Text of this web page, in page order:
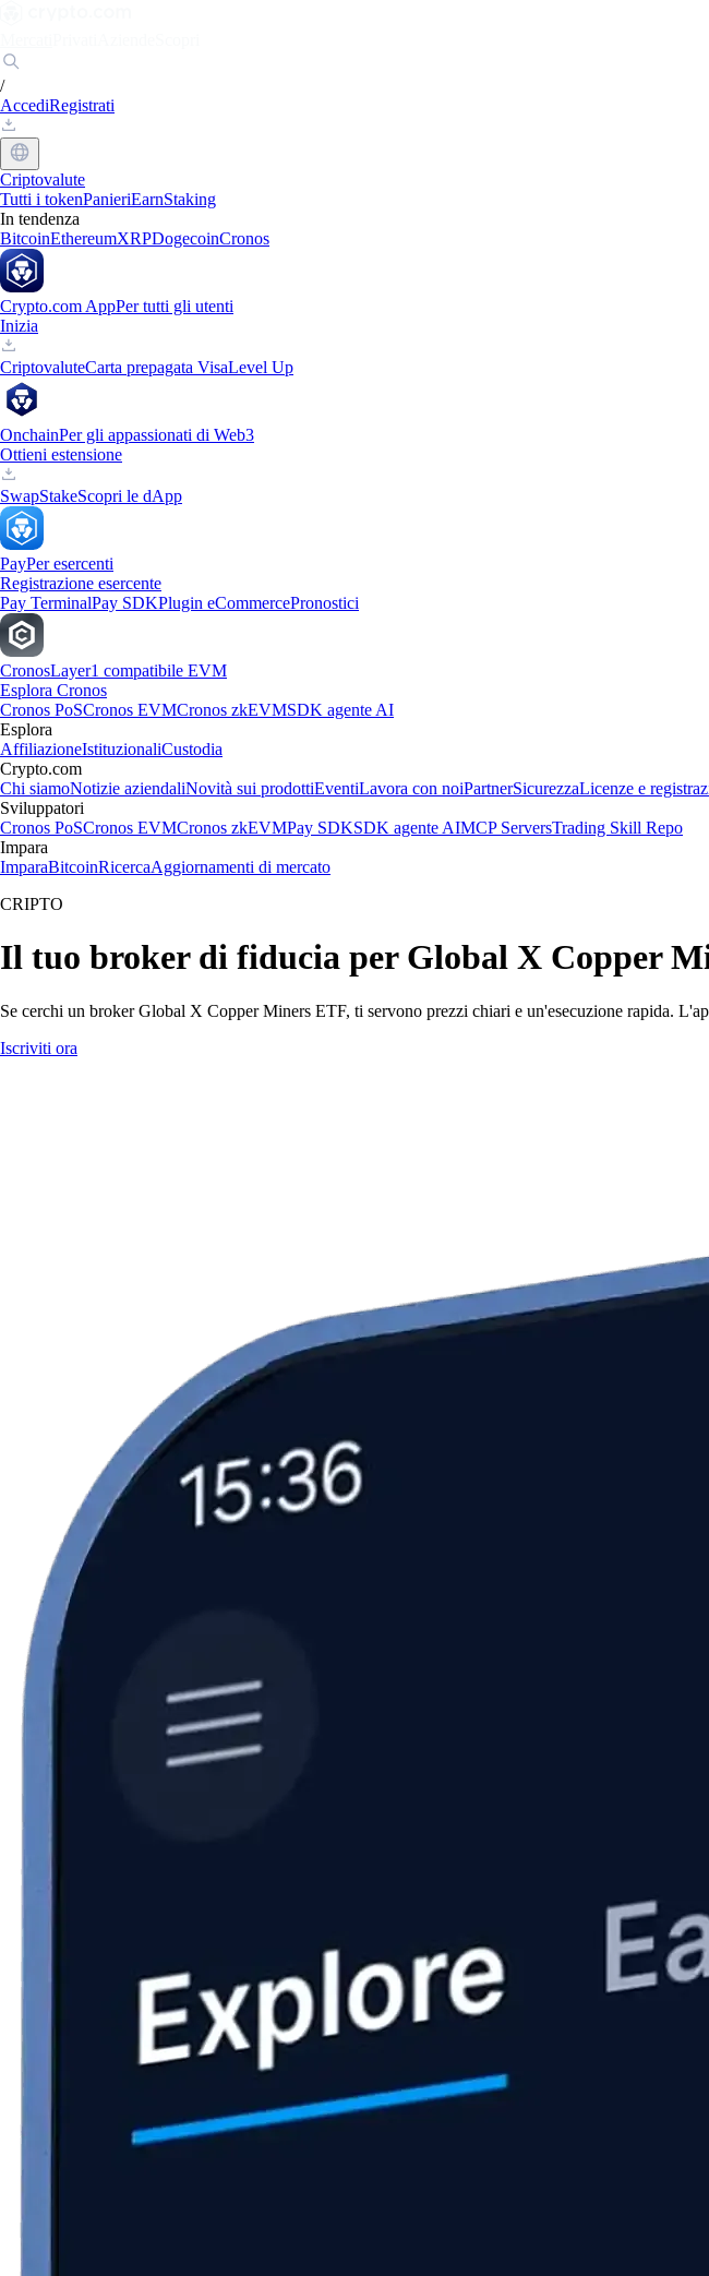
/
AccediRegistrati
Criptovalute
Tutti i tokenPanieriEarnStaking
In tendenza
BitcoinEthereumXRPDogecoinCronos
Crypto.com AppPer tutti gli utenti
Inizia
CriptovaluteCarta prepagata VisaLevel Up
OnchainPer gli appassionati di Web3
Ottieni estensione
SwapStakeScopri le dApp
PayPer esercenti
Registrazione esercente
Pay TerminalPay SDKPlugin eCommercePronostici
CronosLayer1 compatibile EVM
Esplora Cronos
Cronos PoSCronos EVMCronos zkEVMSDK agente AI
Esplora
AffiliazioneIstituzionaliCustodia
Crypto.com
Chi siamoNotizie aziendaliNovità sui prodottiEventiLavora con noiPartnerSicurezzaLicenze e
Sviluppatori
Cronos PoSCronos EVMCronos zkEVMPay SDKSDK agente AIMCP ServersTrading Skill Repo
Impara
ImparaBitcoinRicercaAggiornamenti di mercato
CRIPTO
Il tuo broker di fiducia per Global X Copper
Se cerchi un broker Global X Copper Miners ETF, ti servono prezzi chiari e un'esecuzione rapida.
Iscriviti ora